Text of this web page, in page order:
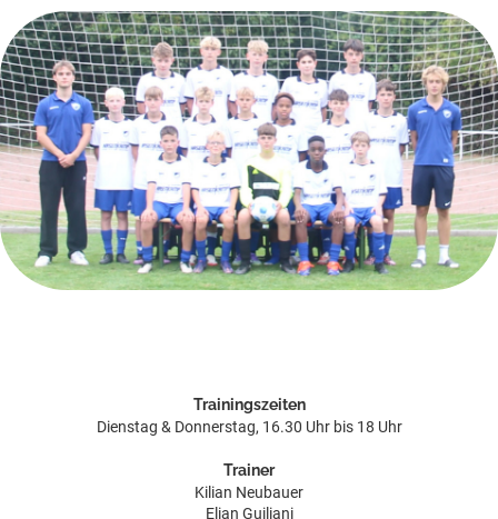
Trainingszeiten
Dienstag & Donnerstag, 16.30 Uhr bis 18 Uhr
Trainer
Kilian Neubauer
Elian Guiliani